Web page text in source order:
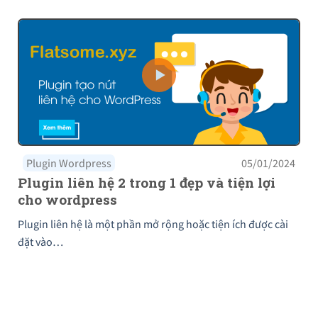
Plugin Wordpress 05/01/2024
Plugin liên hệ 2 trong 1 đẹp và tiện lợi
cho wordpress
Plugin liên hệ là một phần mở rộng hoặc tiện ích được cài
đặt vào…